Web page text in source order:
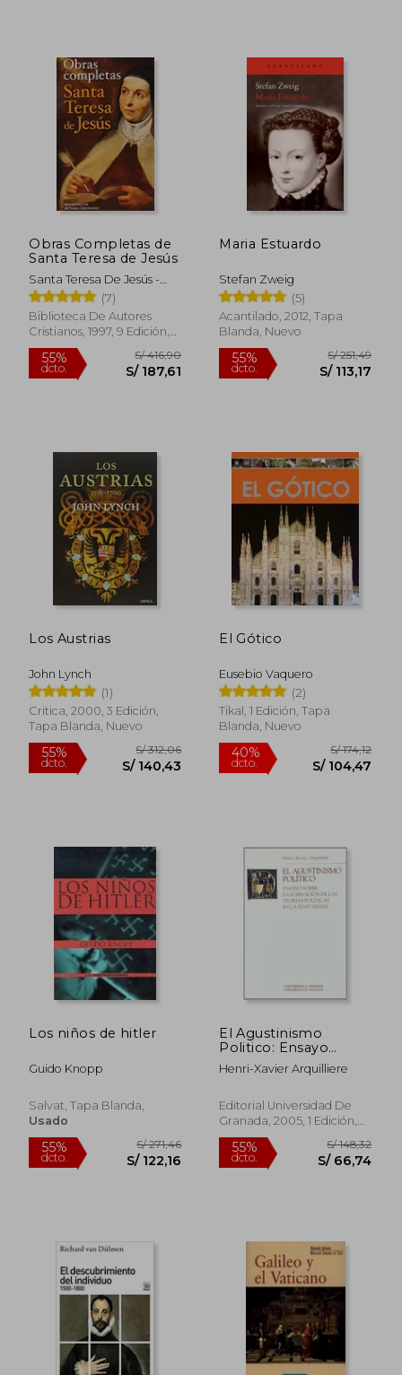
55%
dcto. S/ 134,64
55%
dcto.
Obras Completas de
Santa Teresa de Jesús
Santa Teresa De Jesús -
Santa -
(7)
Biblioteca De Autores
Cristianos, 1997, 9 Edición,
Tapa Blanda, Nuevo
55% S/ 416,90
Maria Estuardo
Stefan Zweig
(5)
Acantilado, 2012, Tapa
Blanda, Nuevo
55%
Los Austrias
John Lynch
(1)
Critica, 2000, 3 Edición,
Tapa Blanda, Nuevo
55% S/ 312,06
El Gótico
Eusebio Vaquero
(2)
Tikal, 1 Edición, Tapa
Blanda, Nuevo
40%
dcto.
Los niños de hitler
Guido Knopp
Salvat, Tapa Blanda,
Usado
El Agustinismo
Politico: Ensayo
Sobre la Formacion
de las Teorias
Media
Henri-Xavier Arquilliere
Editorial Universidad De
Granada, 2005, 1 Edición,
Tapa Blanda, Nuevo